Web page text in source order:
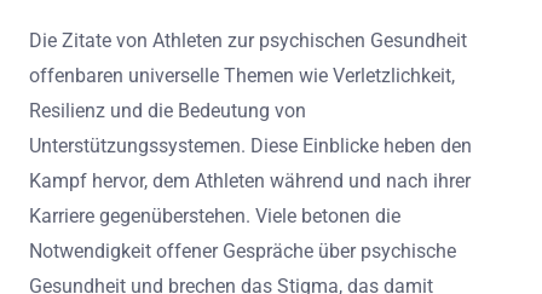
Die Zitate von Athleten zur psychischen Gesundheit
offenbaren universelle Themen wie Verletzlichkeit,
Resilienz und die Bedeutung von
Unterstützungssystemen. Diese Einblicke heben den
Kampf hervor, dem Athleten während und nach ihrer
Karriere gegenüberstehen. Viele betonen die
Notwendigkeit offener Gespräche über psychische
Gesundheit und brechen das Stigma, das damit